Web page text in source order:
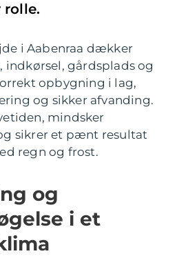
i Aabenraa dækker
indkørsel, gårdsplads og
opbygning i lag,
og sikker afvanding.
mindsker
sikrer et pænt resultat
regn og frost.
og
i et